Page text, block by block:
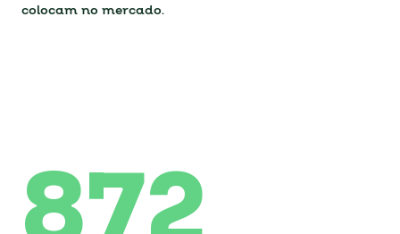
colocam no mercado.
As pilhas e baterias dividem-se em duas tipologias. A
colocação no mercado por tipologia, em toneladas e